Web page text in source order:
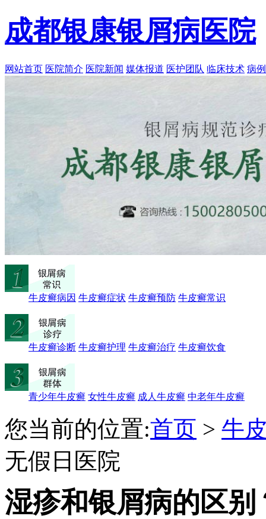
成都银康银屑病医院
网站首页 医院简介 医院新闻 媒体报道 医护团队 临床技术 病
牛皮癣病因 牛皮癣症状 牛皮癣预防 牛皮癣常识
牛皮癣诊断 牛皮癣护理 牛皮癣治疗 牛皮癣饮食
青少年牛皮癣 女性牛皮癣 成人牛皮癣 中老年牛皮癣
您当前的位置:首页 > 牛
无假日医院
湿疹和银屑病的区别